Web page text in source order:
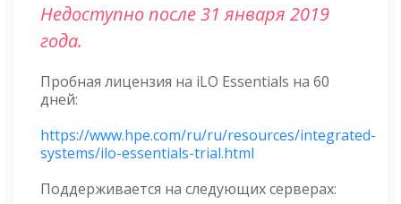
Недоступно после 31 января 2019
года.
Пробная лицензия на iLO Essentials на 60
дней:
https://www.hpe.com/ru/ru/resources/integrated-
systems/ilo-essentials-trial.html
Поддерживается на следующих серверах: